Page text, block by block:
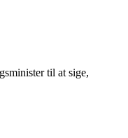
til at sige,